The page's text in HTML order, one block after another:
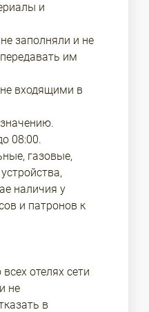
и
заполняли и не
им
входящими в
08:00.
газовые,
наличия у
и патронов к
отелях сети
не
в